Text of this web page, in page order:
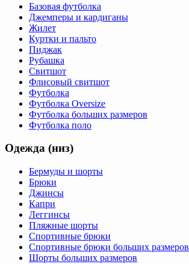
Базовая футболка
Джемперы и кардиганы
Жилет
Куртки и пальто
Пиджак
Рубашка
Свитшот
Флисовый свитшот
Футболка
Футболка Oversize
Футболка больших размеров
Футболка поло
Одежда (низ)
Бермуды и шорты
Брюки
Джинсы
Капри
Леггинсы
Пляжные шорты
Спортивные брюки
Спортивные брюки больших размеров
Шорты больших размеров